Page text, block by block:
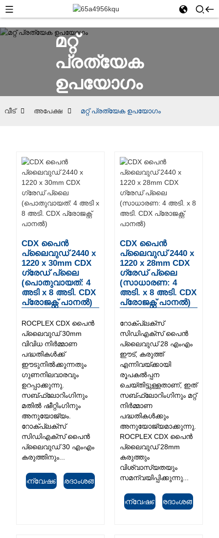
മറ്റ്
പ്രത്യേക
ഉപയോഗം
വീട് അപേക്ഷ മറ്റ് പ്രത്യേക ഉപയോഗം
CDX പൈൻ
പ്ലൈവുഡ് 2440 x
1220 x 30mm CDX
ഗ്രേഡ് പ്ലൈ
(പൊതുവായത്: 4
അടി x 8 അടി. CDX
പ്രോജക്റ്റ് പാനൽ)
ROCPLEX CDX പൈൻ
പ്ലൈവുഡ് 30mm
വിവിധ നിർമ്മാണ
പദ്ധതികൾക്ക്
ഈടുനിൽക്കുന്നതും
ഗുണനിലവാരവും
ഉറപ്പാക്കുന്നു.
സബ്‌ഫ്ലോറിംഗിനും
മതിൽ ഷീറ്റിംഗിനും
അനുയോജ്യം.
റോക്പ്ലക്സ്
സിഡിഎക്സ് പൈൻ
പ്ലൈവുഡ് 30 എംഎം
കരുത്തിനും...
അന്വേഷണംവിശദാംശങ്ങൾ
CDX പൈൻ
പ്ലൈവുഡ് 2440 x
1220 x 28mm CDX
ഗ്രേഡ് പ്ലൈ
(സാധാരണ: 4
അടി. x 8 അടി. CDX
പ്രോജക്റ്റ് പാനൽ)
റോക്‌പ്ലക്സ്
സിഡിഎക്സ് പൈൻ
പ്ലൈവുഡ് 28 എംഎം
ഈട്, കരുത്ത്
എന്നിവയ്ക്കായി
രൂപകൽപ്പന
ചെയ്തിട്ടുള്ളതാണ്, ഇത്
സബ്‌ഫ്ലോറിംഗിനും മറ്റ്
നിർമ്മാണ
പദ്ധതികൾക്കും
അനുയോജ്യമാക്കുന്നു.
ROCPLEX CDX പൈൻ
പ്ലൈവുഡ് 28mm
കരുത്തും
വിശ്വാസ്യതയും
സമന്വയിപ്പിക്കുന്നു...
അന്വേഷണംവിശദാംശങ്ങൾ